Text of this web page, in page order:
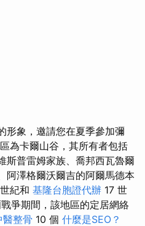
形象，邀請您在夏季參加彌
為卡爾山谷，其所有者包括
斯普雷姆家族、喬邦西瓦魯爾
阿澤格爾沃爾吉的阿爾馬德本
紀和 基隆台胞證代辦 17 世
爭期間，該地區的定居網絡
醫整骨 10 個 什麼是SEO？